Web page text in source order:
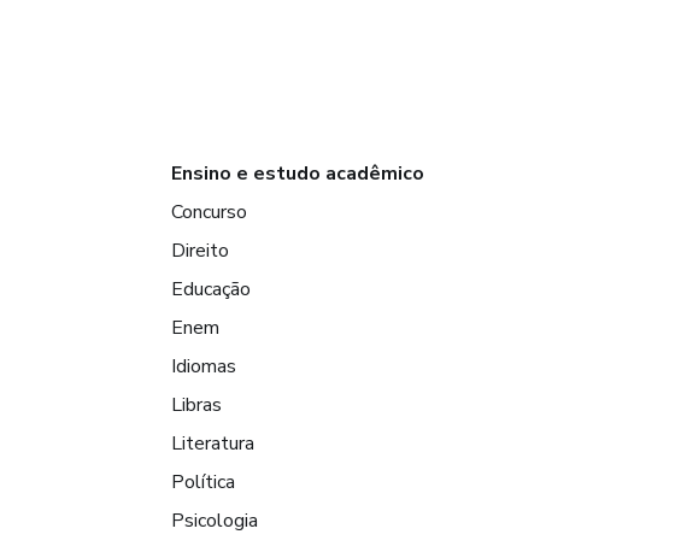
Ensino e estudo acadêmico
Concurso
Direito
Educação
Enem
Idiomas
Libras
Literatura
Política
Psicologia